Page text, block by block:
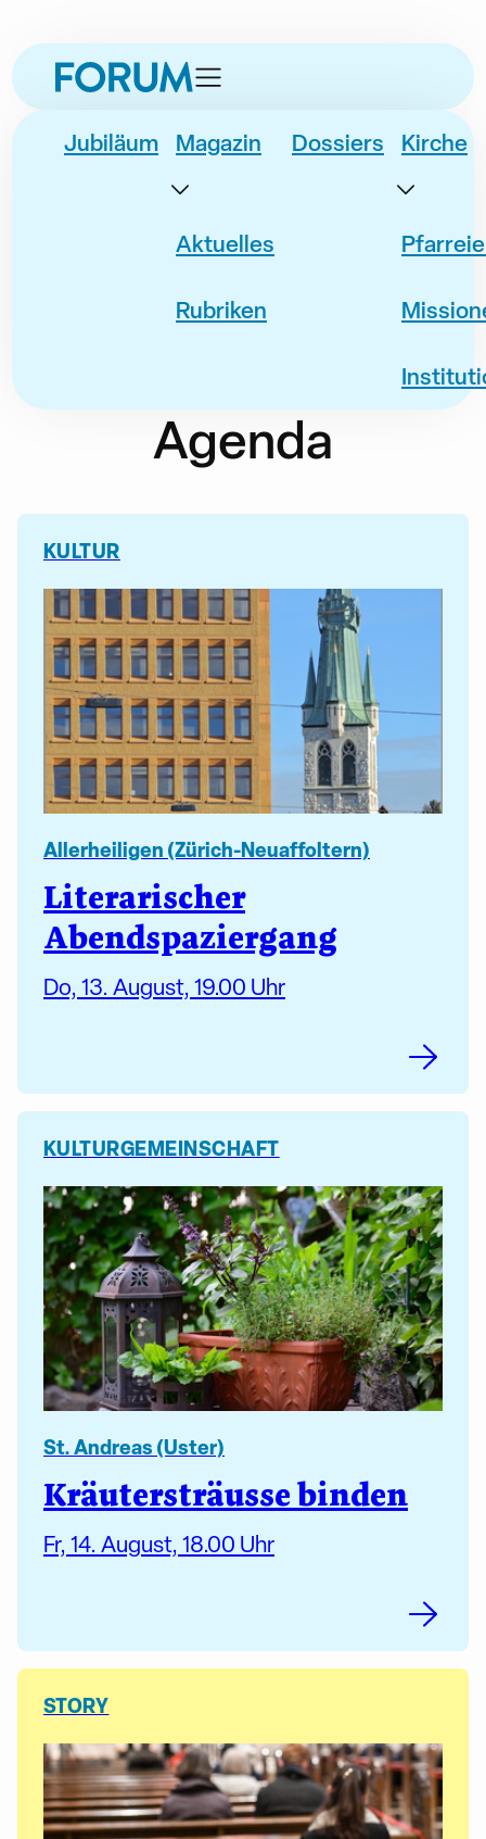
Navigation
springen
Inhalt
springen
Fusszeile
springen
Jubiläum Magazin
Aktuelles
Rubriken
Dossiers Kirche
Agenda
KULTUR
Allerheiligen (Zürich-Neuaffoltern)
Literarischer
Abendspaziergang
Do, 13. August, 19.00 Uhr
KULTURGEMEINSCHAFT
St. Andreas (Uster)
Kräutersträusse binden
Fr, 14. August, 18.00 Uhr
STORY